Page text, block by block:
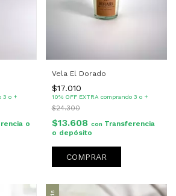
3 o +
o
Vela El Dorado
$17.010
10% OFF EXTRA comprando 3 o +
$24.300
$13.608 con Transferencia
o depósito